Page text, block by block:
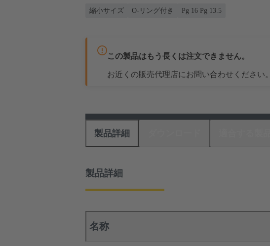
縮小サイズ O-リング付き Pg 16 Pg 13.5
この製品はもう長くは注文できません。
お近くの販売代理店にお問い合わせください。
製品詳細
製品詳細
名称